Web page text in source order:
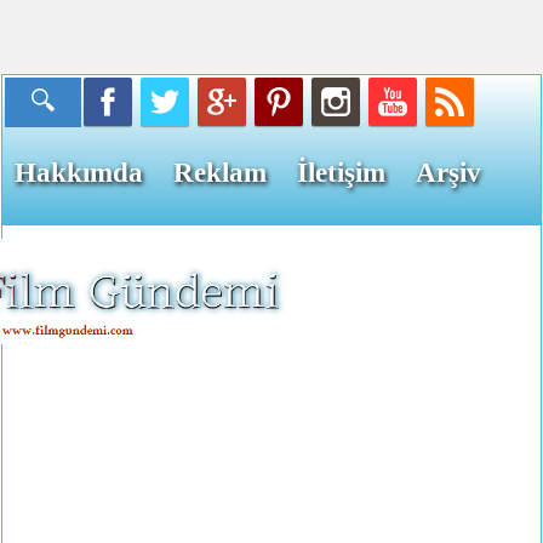
Hakkımda Reklam İletişim Arşiv